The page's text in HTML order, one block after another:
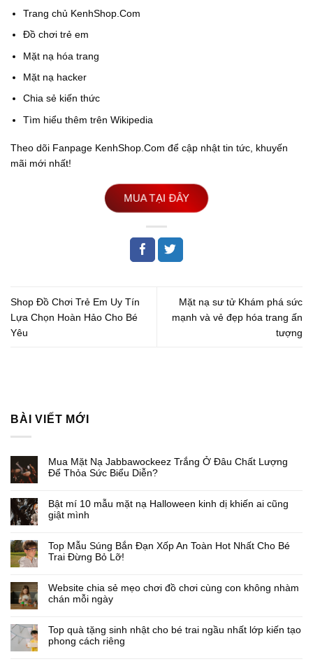
Trang chủ KenhShop.Com
Đồ chơi trẻ em
Mặt nạ hóa trang
Mặt nạ hacker
Chia sẻ kiến thức
Tìm hiểu thêm trên Wikipedia
Theo dõi Fanpage KenhShop.Com để cập nhật tin tức, khuyến
mãi mới nhất!
MUA TẠI ĐÂY
Shop Đồ Chơi Trẻ Em Uy Tín
Lựa Chọn Hoàn Hảo Cho Bé
Yêu
Mặt nạ sư tử Khám phá sức
mạnh và vẻ đẹp hóa trang ấn
tượng
BÀI VIẾT MỚI
Mua Mặt Nạ Jabbawockeez Trắng Ở Đâu Chất Lượng
Để Thỏa Sức Biểu Diễn?
Bật mí 10 mẫu mặt nạ Halloween kinh dị khiến ai cũng
giật mình
Top Mẫu Súng Bắn Đạn Xốp An Toàn Hot Nhất Cho Bé
Trai Đừng Bỏ Lỡ!
Website chia sẻ mẹo chơi đồ chơi cùng con không nhàm
chán mỗi ngày
Top quà tặng sinh nhật cho bé trai ngầu nhất lớp kiến tạo
phong cách riêng